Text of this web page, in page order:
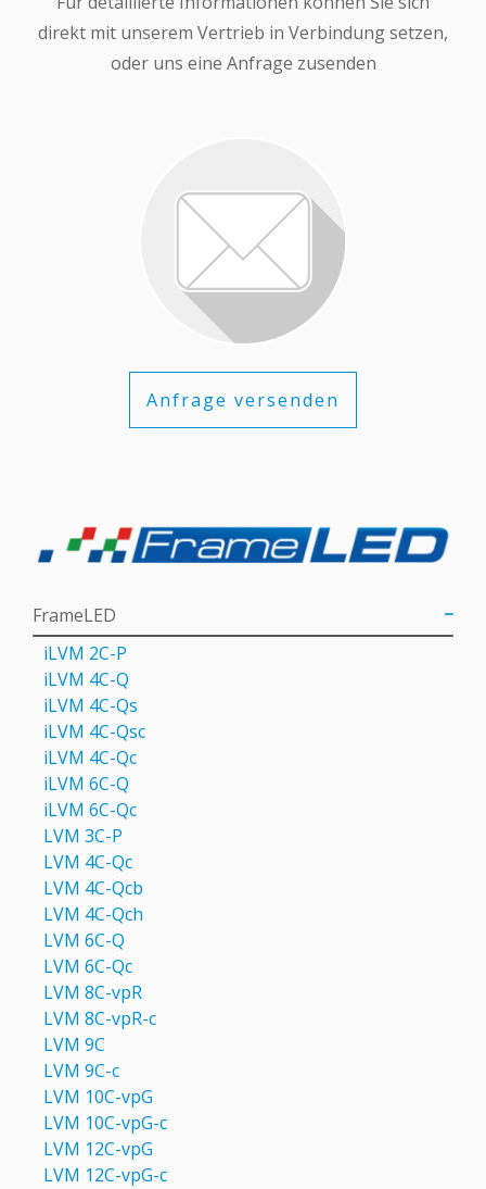
direkt mit unserem Vertrieb in Verbindung setzen,
oder uns eine Anfrage zusenden
Anfrage versenden
FrameLED
iLVM 2C-P
iLVM 4C-Q
iLVM 4C-Qs
iLVM 4C-Qsс
iLVM 4C-Qс
iLVM 6C-Q
iLVM 6C-Qc
LVM 3C-P
LVM 4С-Qc
LVM 4С-Qcb
LVM 4С-Qch
LVM 6C-Q
LVM 6С-Qc
LVM 8C-vpR
LVM 8C-vpR-с
LVM 9C
LVM 9С-c
LVM 10C-vpG
LVM 10C-vpG-с
LVM 12C-vpG
LVM 12C-vpG-с